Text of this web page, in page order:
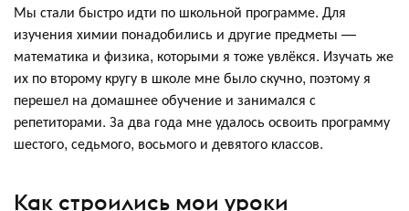
Мы стали быстро идти по школьной программе. Для
изучения химии понадобились и другие предметы —
математика и физика, которыми я тоже увлёкся. Изучать же
их по второму кругу в школе мне было скучно, поэтому я
перешел на домашнее обучение и занимался с
репетиторами. За два года мне удалось освоить программу
шестого, седьмого, восьмого и девятого классов.
Как строились мои уроки